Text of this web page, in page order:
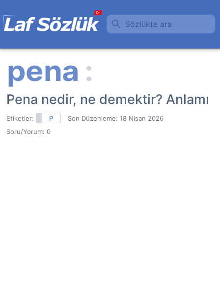
Sözlükte ara
Pena nedir, ne demektir? Anlamı
Etiketler: P Son Düzenleme: 18 Nisan 2026
Soru/Yorum: 0